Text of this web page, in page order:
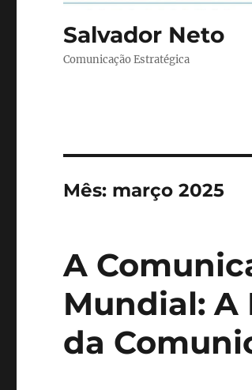
Salvador Neto
Comunicação Estratégica
Mês: março 2025
A
Mundial: A
da